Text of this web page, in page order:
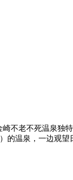
不老不死温泉独
的温泉，一边观